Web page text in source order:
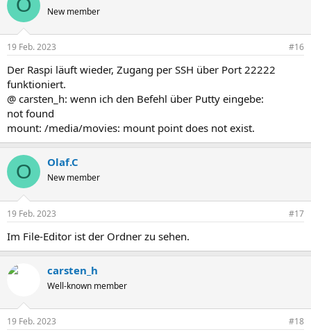
O New member
19 Feb. 2023 #16
Der Raspi läuft wieder, Zugang per SSH über Port 22222
funktioniert.
@ carsten_h: wenn ich den Befehl über Putty eingebe:
not found
mount: /media/movies: mount point does not exist.
O Olaf.C
New member
19 Feb. 2023 #17
Im File-Editor ist der Ordner zu sehen.
carsten_h
Well-known member
19 Feb. 2023 #18